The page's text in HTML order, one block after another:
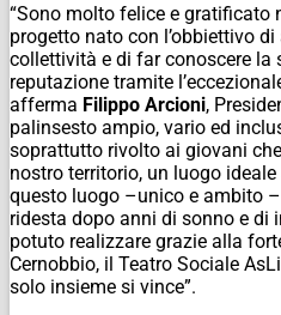
“Sono molto felice e gratificato
progetto nato con l’obbiettivo
collettività e di far conoscere
reputazione tramite
afferma Filippo Arcioni,
palinsesto ampio, vario ed
soprattutto rivolto ai giovani
nostro territorio, un luogo
questo luogo –unico e ambito –
ridesta dopo anni di sonno e di
potuto realizzare grazie alla
Cernobbio, il Teatro Sociale
solo insieme si vince”.